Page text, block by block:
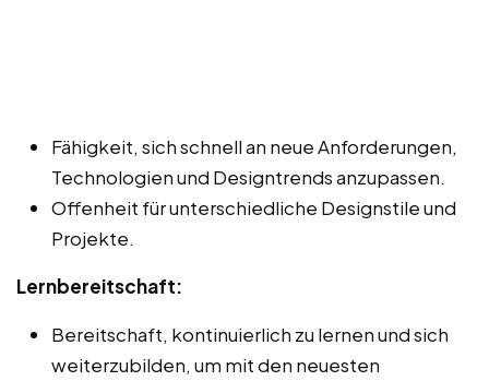
Fähigkeit, sich schnell an neue Anforderungen,
Technologien und Designtrends anzupassen.
Offenheit für unterschiedliche Designstile und
Projekte.
Lernbereitschaft:
Bereitschaft, kontinuierlich zu lernen und sich
weiterzubilden, um mit den neuesten